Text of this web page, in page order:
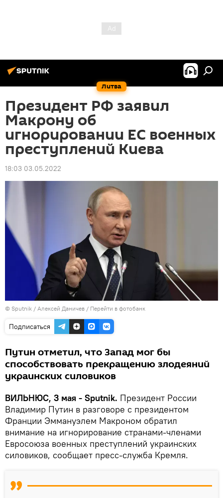
Литва
Президент РФ заявил
Макрону об
игнорировании ЕС военных
преступлений Киева
18:03 03.05.2022
© Sputnik / Алексей Даничев / Перейти в фотобанк
Подписаться
Путин отметил, что Запад мог бы
способствовать прекращению злодеяний
украинских силовиков
ВИЛЬНЮС, 3 мая - Sputnik. Президент России
Владимир Путин в разговоре с президентом
Франции Эммануэлем Макроном обратил
внимание на игнорирование странами-членами
Евросоюза военных преступлений украинских
силовиков, сообщает пресс-служба Кремля.